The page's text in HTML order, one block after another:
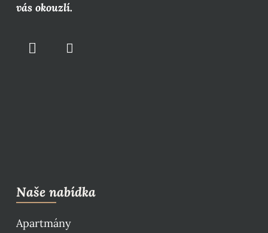
vás okouzlí.
Naše nabídka
Apartmány